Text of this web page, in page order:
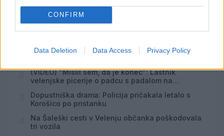
CONFIRM
Data Deletion Data Access Privacy Policy
Najbolj brano
Pretep v gostinskem lokalu v Velenju: 46-letnik
(VIDEO) "Mislil sem, da je konec": Lastnik
velenjske picerije o padcu s padalom na
Dopustniška drama: Policija pričakala letalo s
Korošico po pristanku
Na Šaleški cesti v Velenju občanka poškodovala
tri vozila